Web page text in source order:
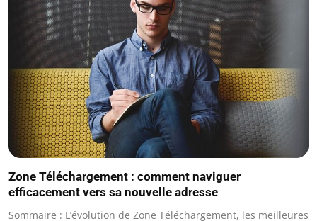
Zone Téléchargement : comment naviguer
efficacement vers sa nouvelle adresse
Sommaire : L’évolution de Zone Téléchargement, les meilleures